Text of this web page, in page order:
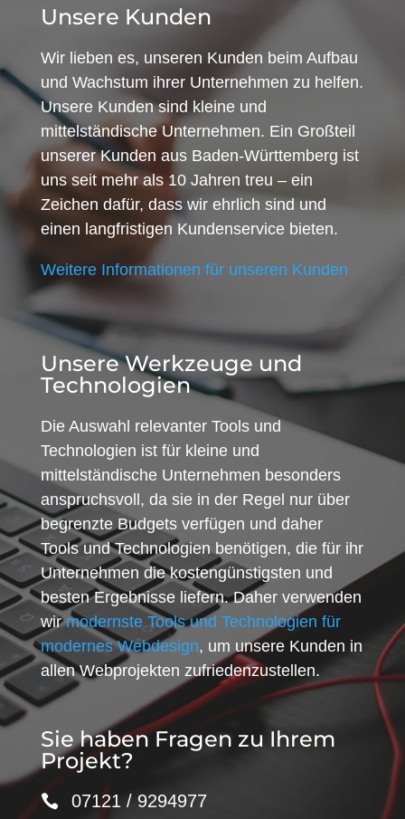
Unsere Kunden
Wir lieben es, unseren Kunden beim Aufbau
und Wachstum ihrer Unternehmen zu helfen.
Unsere Kunden sind kleine und
mittelständische Unternehmen. Ein Großteil
unserer Kunden aus Baden-Württemberg ist
uns seit mehr als 10 Jahren treu – ein
Zeichen dafür, dass wir ehrlich sind und
einen langfristigen Kundenservice bieten.
Weitere Informationen für unseren Kunden
Unsere Werkzeuge und
Technologien
Die Auswahl relevanter Tools und
Technologien ist für kleine und
mittelständische Unternehmen besonders
anspruchsvoll, da sie in der Regel nur über
begrenzte Budgets verfügen und daher
Tools und Technologien benötigen, die für ihr
Unternehmen die kostengünstigsten und
besten Ergebnisse liefern. Daher verwenden
wirmodernste Tools und Technologien für
modernes Webdesign, um unsere Kunden in
allen Webprojekten zufriedenzustellen.
Sie haben Fragen zu Ihrem
Projekt?
07121 / 9294977